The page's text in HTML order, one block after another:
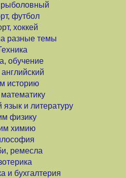
футбол
хоккей
разные темы
обучение
историю
язык и литературу
физику
химию
ремесла
и бухгалтерия